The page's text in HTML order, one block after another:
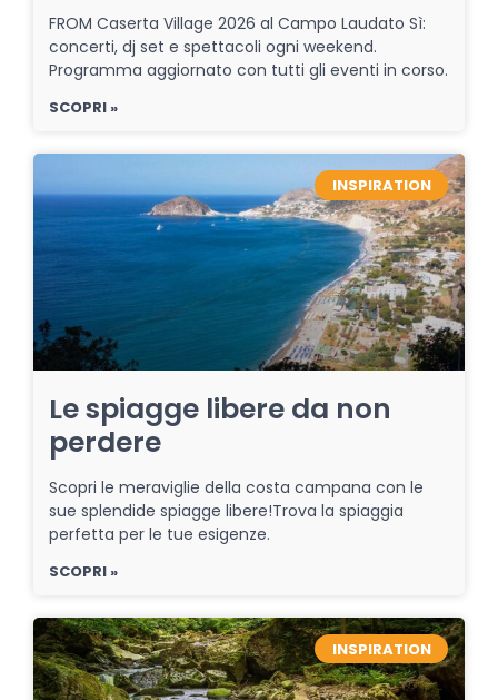
FROM Caserta Village 2026 al Campo Laudato Sì:
concerti, dj set e spettacoli ogni weekend.
Programma aggiornato con tutti gli eventi in corso.
SCOPRI »
INSPIRATION
Le spiagge libere da non
perdere
Scopri le meraviglie della costa campana con le
sue splendide spiagge libere!Trova la spiaggia
perfetta per le tue esigenze.
SCOPRI »
INSPIRATION